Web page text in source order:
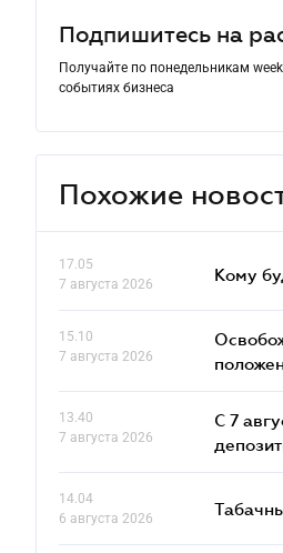
Подпишитесь на
Получайте по понедельникам
событиях бизнеса
Похожие
17.05
7 августа 2026
Кому
15.10
7 августа 2026
13.40
7 августа 2026
С 7
14.04
6 августа 2026